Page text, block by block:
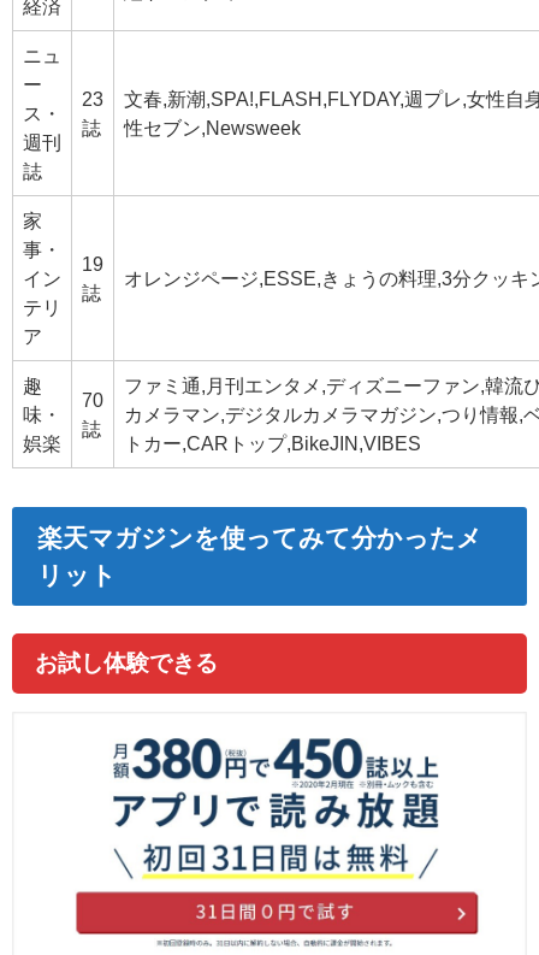
経済
ニュ
ー
ス・
週刊
誌
23
誌
文春,新潮,SPA!,FLASH,FLYDAY,週プレ,女性自
性セブン,Newsweek
家
事・
イン
テリ
ア
19
誌
オレンジページ,ESSE,きょうの料理,3分クッキ
趣
味・
娯楽
70
誌
ファミ通,月刊エンタメ,ディズニーファン,韓流
カメラマン,デジタルカメラマガジン,つり情報,
トカー,CARトップ,BikeJIN,VIBES
楽天マガジンを使ってみて分かったメ
リット
お試し体験できる